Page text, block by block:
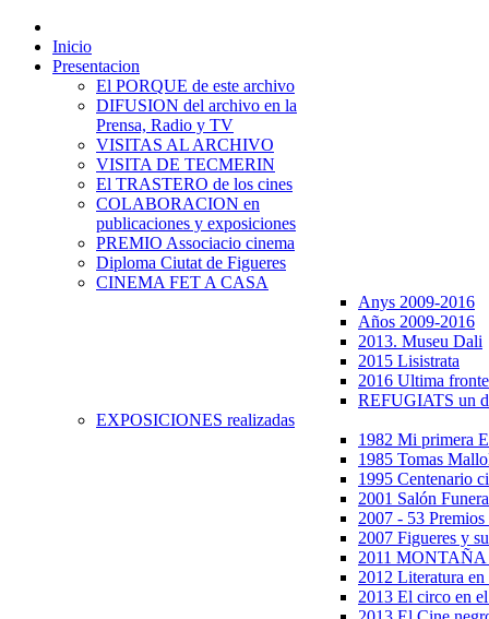
Inicio
Presentacion
El PORQUE de este archivo
DIFUSION del archivo en la
Prensa, Radio y TV
VISITAS AL ARCHIVO
VISITA DE TECMERIN
El TRASTERO de los cines
COLABORACION en
publicaciones y exposiciones
PREMIO Associacio cinema
Diploma Ciutat de Figueres
CINEMA FET A CASA
Anys 2009-2016
Años 2009-2016
2013. Museu Dali
2015 Lisistrata
2016 Ultima
REFUGIATS un
EXPOSICIONES realizadas
1982 Mi primera
1985 Tomas
1995 Centenario
2001 Salón
2007 - 53 Premios
2007 Figueres y
2011 MONTAÑA
2012 Literatura en
2013 El circo en